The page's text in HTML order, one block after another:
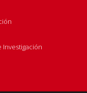
Investigación